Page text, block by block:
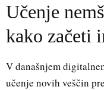
Učenje
kako začeti
V današnjem
učenje novih veščin